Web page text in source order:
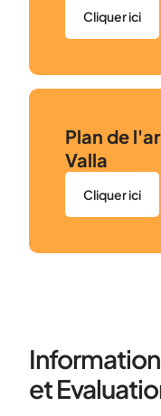
Cliquer ici
Plan de
Valla
Cliquer ici
et